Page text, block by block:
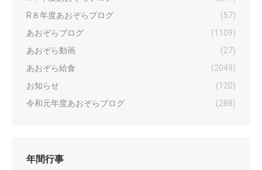
R８年度あおぞらブログ
(57)
あおぞらブログ
(1109)
あおぞら動画
(27)
あおぞら給食
(2049)
お知らせ
(120)
令和元年度あおぞらブログ
(288)
年間行事